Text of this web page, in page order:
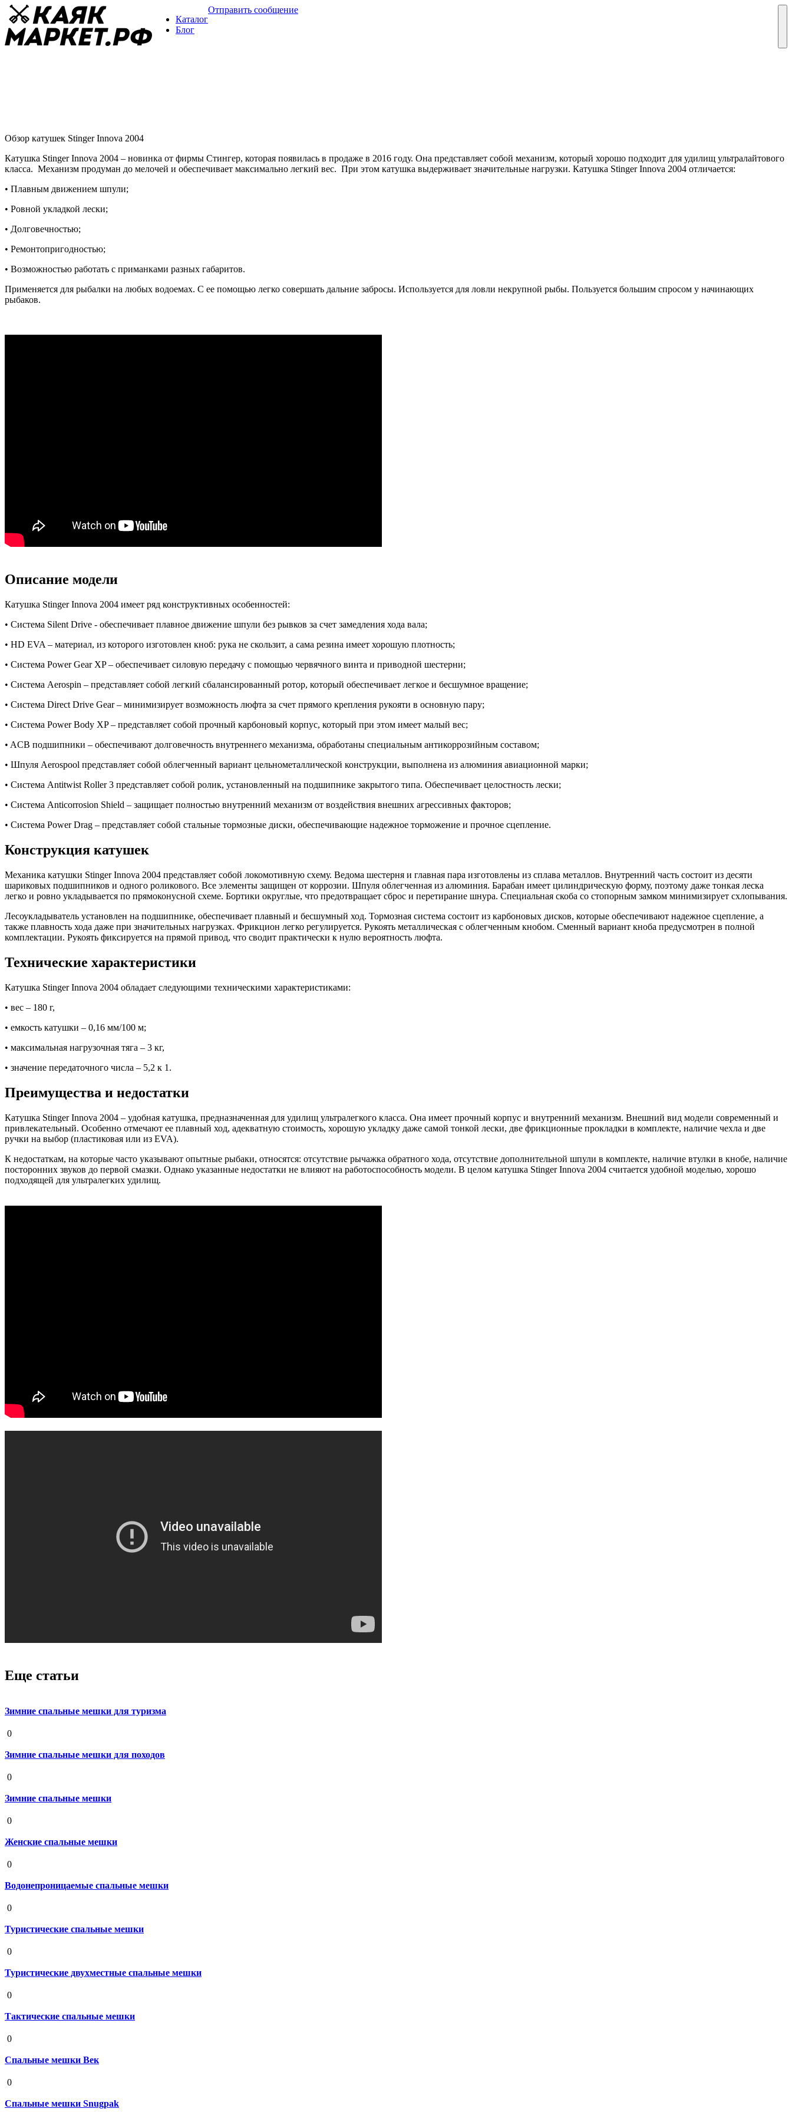
Каталог
Блог
Отправить сообщение
Обзор катушек Stinger Innova 2004
Катушка Stinger Innova 2004 – новинка от фирмы Стингер, которая появилась в продаже в 2016 году. Она представляет собой механизм, который хорошо подходит для удилищ ультралайтового
класса. Механизм продуман до мелочей и обеспечивает максимально легкий вес. При этом катушка выдерживает значительные нагрузки. Катушка Stinger Innova 2004 отличается:
• Плавным движением шпули;
• Ровной укладкой лески;
• Долговечностью;
• Ремонтопригодностью;
• Возможностью работать с приманками разных габаритов.
Применяется для рыбалки на любых водоемах. С ее помощью легко совершать дальние забросы. Используется для ловли некрупной рыбы. Пользуется большим спросом у начинающих
рыбаков.
Описание модели
Катушка Stinger Innova 2004 имеет ряд конструктивных особенностей:
• Система Silent Drive - обеспечивает плавное движение шпули без рывков за счет замедления хода вала;
• HD EVA – материал, из которого изготовлен кноб: рука не скользит, а сама резина имеет хорошую плотность;
• Система Power Gear XP – обеспечивает силовую передачу с помощью червячного винта и приводной шестерни;
• Система Aerospin – представляет собой легкий сбалансированный ротор, который обеспечивает легкое и бесшумное вращение;
• Система Direct Drive Gear – минимизирует возможность люфта за счет прямого крепления рукояти в основную пару;
• Система Power Body XP – представляет собой прочный карбоновый корпус, который при этом имеет малый вес;
• ACB подшипники – обеспечивают долговечность внутреннего механизма, обработаны специальным антикоррозийным составом;
• Шпуля Aerospool представляет собой облегченный вариант цельнометаллической конструкции, выполнена из алюминия авиационной марки;
• Система Antitwist Roller 3 представляет собой ролик, установленный на подшипнике закрытого типа. Обеспечивает целостность лески;
• Система Anticorrosion Shield – защищает полностью внутренний механизм от воздействия внешних агрессивных факторов;
• Система Power Drag – представляет собой стальные тормозные диски, обеспечивающие надежное торможение и прочное сцепление.
Конструкция катушек
Механика катушки Stinger Innova 2004 представляет собой локомотивную схему. Ведома шестерня и главная пара изготовлены из сплава металлов. Внутренний часть состоит из десяти
шариковых подшипников и одного роликового. Все элементы защищен от коррозии. Шпуля облегченная из алюминия. Барабан имеет цилиндрическую форму, поэтому даже тонкая леска
легко и ровно укладывается по прямоконусной схеме. Бортики округлые, что предотвращает сброс и перетирание шнура. Специальная скоба со стопорным замком минимизирует схлопывания.
Лесоукладыватель установлен на подшипнике, обеспечивает плавный и бесшумный ход. Тормозная система состоит из карбоновых дисков, которые обеспечивают надежное сцепление, а
также плавность хода даже при значительных нагрузках. Фрикцион легко регулируется. Рукоять металлическая с облегченным кнобом. Сменный вариант кноба предусмотрен в полной
комплектации. Рукоять фиксируется на прямой привод, что сводит практически к нулю вероятность люфта.
Технические характеристики
Катушка Stinger Innova 2004 обладает следующими техническими характеристиками:
• вес – 180 г,
• емкость катушки – 0,16 мм/100 м;
• максимальная нагрузочная тяга – 3 кг,
• значение передаточного числа – 5,2 к 1.
Преимущества и недостатки
Катушка Stinger Innova 2004 – удобная катушка, предназначенная для удилищ ультралегкого класса. Она имеет прочный корпус и внутренний механизм. Внешний вид модели современный и
привлекательный. Особенно отмечают ее плавный ход, адекватную стоимость, хорошую укладку даже самой тонкой лески, две фрикционные прокладки в комплекте, наличие чехла и две
ручки на выбор (пластиковая или из EVA).
К недостаткам, на которые часто указывают опытные рыбаки, относятся: отсутствие рычажка обратного хода, отсутствие дополнительной шпули в комплекте, наличие втулки в кнобе, наличие
посторонних звуков до первой смазки. Однако указанные недостатки не влияют на работоспособность модели. В целом катушка Stinger Innova 2004 считается удобной моделью, хорошо
подходящей для ультралегких удилищ.
Еще статьи
Зимние спальные мешки для туризма
0
Зимние спальные мешки для походов
0
Зимние спальные мешки
0
Женские спальные мешки
0
Водонепроницаемые спальные мешки
0
Туристические спальные мешки
0
Туристические двухместные спальные мешки
0
Тактические спальные мешки
0
Спальные мешки Век
0
Спальные мешки Snugpak